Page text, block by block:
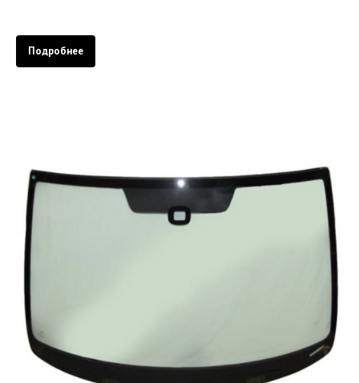
Подробнее